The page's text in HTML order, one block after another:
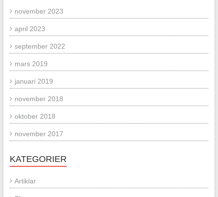
november 2023
april 2023
september 2022
mars 2019
januari 2019
november 2018
oktober 2018
november 2017
KATEGORIER
Artiklar